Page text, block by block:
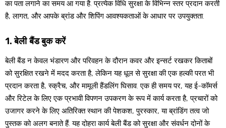
का पता लगाने का समय आ गया है. प्रत्येक विधि सुरक्षा के विभिन्न स्तर प्रदान करती
है, लागत, और आपके ब्रांड और शिपिंग आवश्यकताओं के आधार पर उपयुक्तता.
1. बेली बैंड बुक करें
बेली बैंड न केवल भंडारण और परिवहन के दौरान कवर और इन्सर्ट रखकर किताबों
को सुरक्षित रखने में मदद करता है, लेकिन यह धूल से सुरक्षा की एक हल्की परत भी
प्रदान करता है, स्क्रैच, और मामूली हैंडलिंग घिसाव. एक ही समय पर, यह ई-कॉमर्स
और रिटेल के लिए एक प्रभावी विपणन उपकरण के रूप में कार्य करता है, प्रचारों को
उजागर करने के लिए अतिरिक्त स्थान की पेशकश, पुरस्कार, या ब्रांडिंग तत्व जो
पुस्तक को अलग बनाते हैं. यह दोहरा कार्य बेली बैंड को सुरक्षा और संवर्धन दोनों के